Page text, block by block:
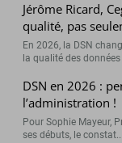
Jérôme Ricard,
qualité, pas
En 2026, la DSN
la qualité des données
DSN en 2026 :
l’administration !
Pour Sophie Mayeur,
ses débuts, le constat...